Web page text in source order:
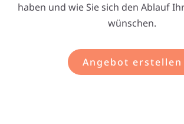
haben und wie Sie sich den Ablauf
wünschen.
Angebot erstellen